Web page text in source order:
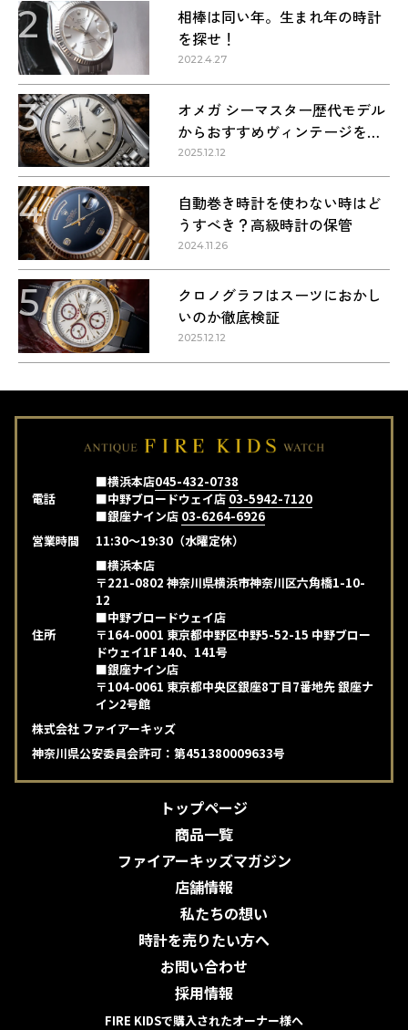
2
相棒は同い年。生まれ年の時計
を探せ！
2022.4.27
3
オメガ シーマスター歴代モデル
からおすすめヴィンテージを紹
介
2025.12.12
4
自動巻き時計を使わない時はど
うすべき？高級時計の保管
2024.11.26
5
クロノグラフはスーツにおかし
いのか徹底検証
2025.12.12
電話
■横浜本店045-432-0738
■中野ブロードウェイ店 03-5942-7120
■銀座ナイン店 03-6264-6926
営業時間
11:30～19:30（水曜定休）
住所
■横浜本店
〒221-0802 神奈川県横浜市神奈川区六角橋1-10-
12
■中野ブロードウェイ店
〒164-0001 東京都中野区中野5-52-15 中野ブロー
ドウェイ1F 140、141号
■銀座ナイン店
〒104-0061 東京都中央区銀座8丁目7番地先 銀座ナ
イン2号館
株式会社 ファイアーキッズ
神奈川県公安委員会許可：第451380009633号
トップページ
商品一覧
ファイアーキッズマガジン
店舗情報
私たちの想い
時計を売りたい方へ
お問い合わせ
採用情報
FIRE KIDSで購入されたオーナー様へ